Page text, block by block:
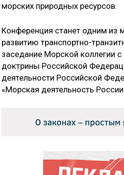
морских природных ресурсов.
Конференция станет одним из
развитию транспортно-
заседание Морской коллегии
доктрины Российской
деятельности Российской
«Морская деятельность